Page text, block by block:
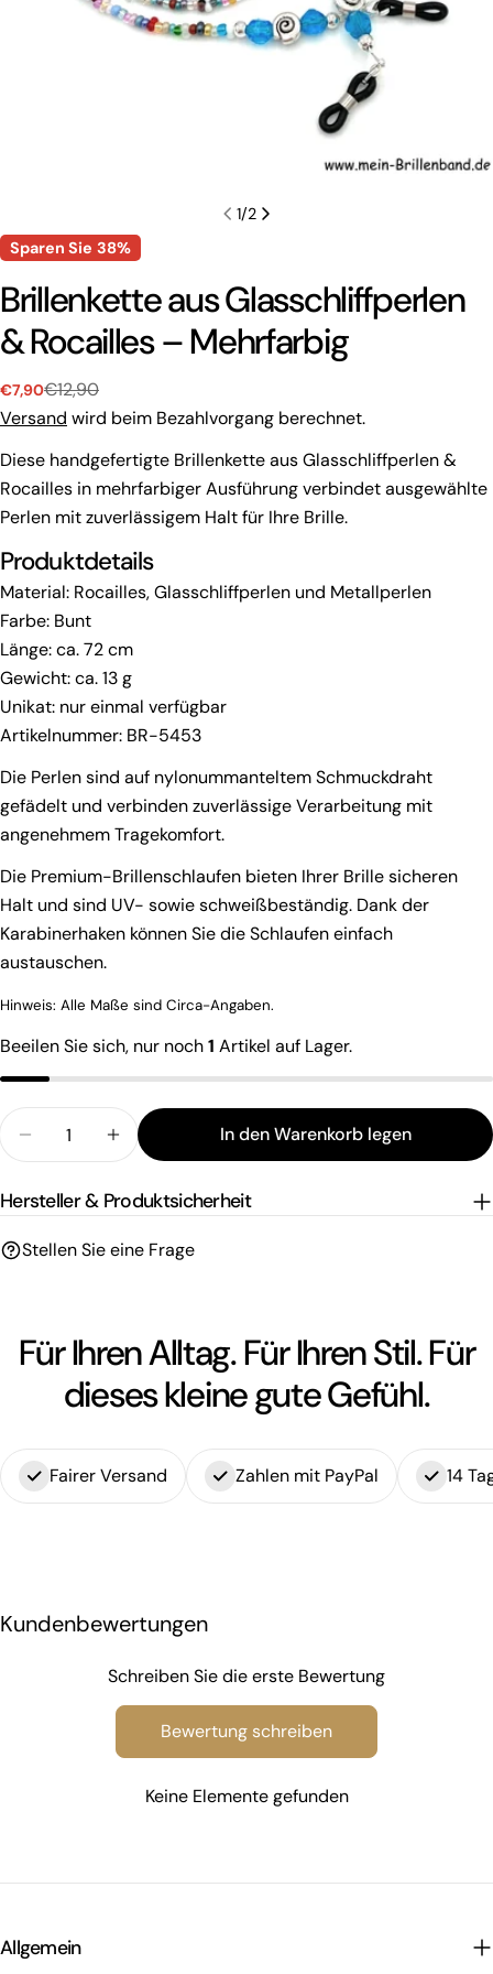
1/2
Sparen Sie 38%
Brillenkette aus Glasschliffperlen
& Rocailles – Mehrfarbig
Verkaufspreis
€7,90
Regulärer
Preis
€12,90
Versand wird beim Bezahlvorgang berechnet.
Diese handgefertigte Brillenkette aus Glasschliffperlen &
Rocailles in mehrfarbiger Ausführung verbindet ausgewählte
Perlen mit zuverlässigem Halt für Ihre Brille.
Produktdetails
Material: Rocailles, Glasschliffperlen und Metallperlen
Farbe: Bunt
Länge: ca. 72 cm
Gewicht: ca. 13 g
Unikat: nur einmal verfügbar
Artikelnummer: BR-5453
Die Perlen sind auf nylonummanteltem Schmuckdraht
gefädelt und verbinden zuverlässige Verarbeitung mit
angenehmem Tragekomfort.
Die Premium-Brillenschlaufen bieten Ihrer Brille sicheren
Halt und sind UV- sowie schweißbeständig. Dank der
Karabinerhaken können Sie die Schlaufen einfach
austauschen.
Hinweis: Alle Maße sind Circa-Angaben.
Beeilen Sie sich, nur noch1 Artikel auf Lager.
Menge für Brillenkette aus Glasschliffperlen
Menge für Brillenkette aus
In den Warenkorb legen
Hersteller & Produktsicherheit
Stellen Sie eine Frage
Stellen Sie eine Frage
Ihr
Name
Ihre
E-
Mail
Ihre
Telefonnummer
Ihre
Nachricht
zur Bearbeitung Ihrer Produktfrage verarbeitet. Weitere
Informationen finden Sie in unserer
Frage senden
Für Ihren Alltag. Für Ihren Stil. Für
dieses kleine gute Gefühl.
Fairer Versand Zahlen mit PayPal 14
Kundenbewertungen
Schreiben Sie die erste Bewertung
Bewertung schreiben
Keine Elemente gefunden
Allgemein